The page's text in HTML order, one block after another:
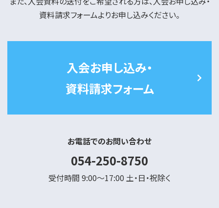
資料請求フォームよりお申し込みください。
入会お申し込み・
資料請求フォーム
お電話でのお問い合わせ
054-250-8750
受付時間 9:00～17:00 土・日・祝除く